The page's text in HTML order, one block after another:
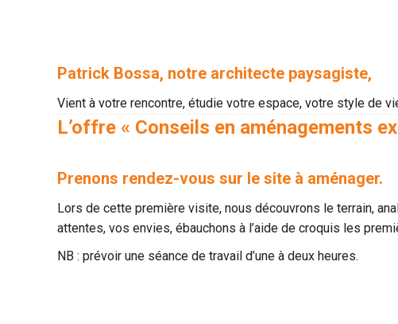
Patrick Bossa, notre architecte paysagiste,
Vient à votre rencontre, étudie votre espace, votre style de
L’offre « Conseils en aménagements
Prenons rendez-vous sur le site à aménager.
Lors de cette première visite, nous découvrons le terrain,
attentes, vos envies, ébauchons à l’aide de croquis les
NB : prévoir une séance de travail d’une à deux heures.